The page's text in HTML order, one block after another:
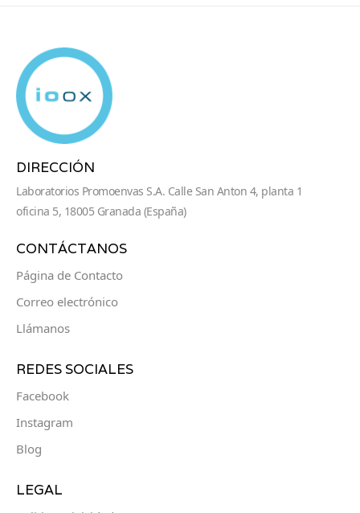
DIRECCIÓN
Laboratorios Promoenvas S.A. Calle San Anton 4, planta 1
oficina 5, 18005 Granada (España)
CONTÁCTANOS
Página de Contacto
Correo electrónico
Llámanos
REDES SOCIALES
Facebook
Instagram
Blog
LEGAL